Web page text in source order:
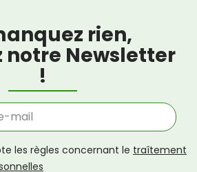
rien,
notre Newsletter
!
les règles concernant le traîtement